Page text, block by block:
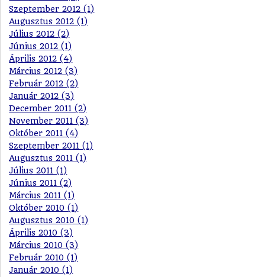
Szeptember 2012 (1)
Augusztus 2012 (1)
Július 2012 (2)
Június 2012 (1)
Április 2012 (4)
Március 2012 (3)
Február 2012 (2)
Január 2012 (3)
December 2011 (2)
November 2011 (3)
Október 2011 (4)
Szeptember 2011 (1)
Augusztus 2011 (1)
Július 2011 (1)
Június 2011 (2)
Március 2011 (1)
Október 2010 (1)
Augusztus 2010 (1)
Április 2010 (3)
Március 2010 (3)
Február 2010 (1)
Január 2010 (1)